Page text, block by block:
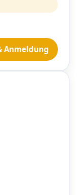
Anmeldung